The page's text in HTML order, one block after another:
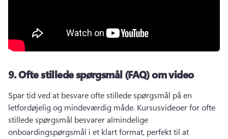
9.Ofte stillede spørgsmål (FAQ) om video
Spar tid ved at besvare ofte stillede spørgsmål på en
letfordøjelig og mindeværdig måde. Kursusvideoer for ofte
stillede spørgsmål besvarer almindelige
onboardingspørgsmål i et klart format, perfekt til at